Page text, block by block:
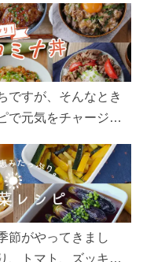
へのこだわりまで。
になるコンテンツを
い。
ですが、そんなとき
で元気をチャージ！
吹き飛ばしましょ
節がやってきまし
、トマト、ズッキー